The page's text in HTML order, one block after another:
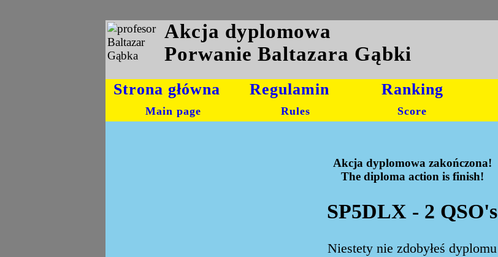
Akcja dyplomowa
Porwanie Baltazara Gąbki
Strona główna
Main page
Regulamin
Rules
Ranking
Score
Akcja dyplomowa zakończona!
The diploma action is finish!
SP5DLX - 2 QSO's
Niestety nie zdobyłeś dyplomu